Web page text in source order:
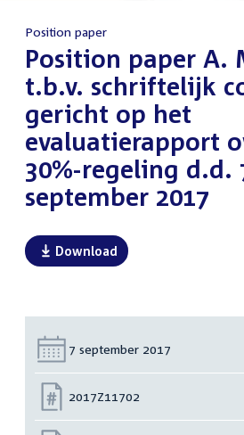
Position paper
:Position paper A.
t.b.v. schriftelijk
gericht op het
evaluatierapport
30%-regeling d.d.
september 2017
Download
Datum:
7 september 2017
Nummer:
2017Z11702